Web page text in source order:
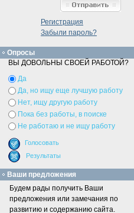
Регистрация
Забыли пароль?
Опросы
ВЫ ДОВОЛЬНЫ СВОЕЙ РАБОТОЙ?
Да
Да, но ищу еще лучшую работу
Нет, ищу другую работу
Пока без работы, в поиске
Не работаю и не ищу работу
Ваши предложения
Будем рады получить Ваши
предложения или замечания по
развитию и содержанию сайта.